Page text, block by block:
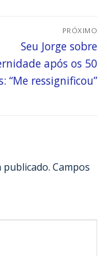
PRÓXIMO
Seu Jorge sobre
após os 50
“Me ressignificou”
publicado. Campos